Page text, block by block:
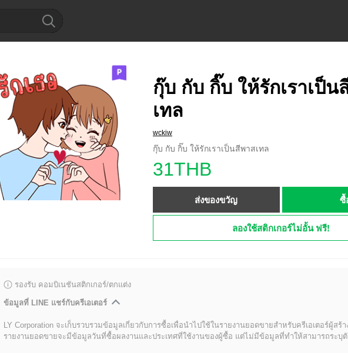
กุ๊บ กับ กิ๊บ ให้รักเราเป็น
เทล
wckiw
กุ๊บ กับ กิ๊บ ให้รักเราเป็นสีพาสเทล
31THB
ส่งของขวัญ ซื้
ลองใช้สติกเกอร์ไม่อั้น ฟรี!
รองรับ คอมบิเนชันสติกเกอร์/ตกแต่ง
ข้อมูลที่ LINE แชร์กับครีเอเตอร์
LY Corporation จะเก็บรวบรวมข้อมูลเกี่ยวกับการซื้อเพื่อนำไปใช้ในรายงานยอดขายสำหรับครีเอเตอร์ผู้สร้า
รายงานยอดขายจะมีข้อมูลวันที่ซื้อผลงานและประเทศที่ใช้งานของผู้ซื้อ แต่ไม่มีข้อมูลที่ทำให้สามารถระบุ